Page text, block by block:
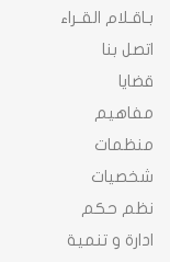
بـاقـلام القـراء
اتصل بنا
قضايا
مفاهيم
منظمات
شخصيات
نظم حكم
ادارة و تنمية